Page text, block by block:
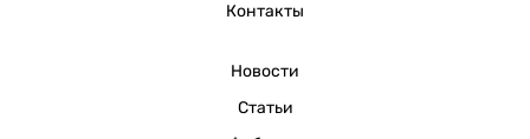
Контакты
Новости
Статьи